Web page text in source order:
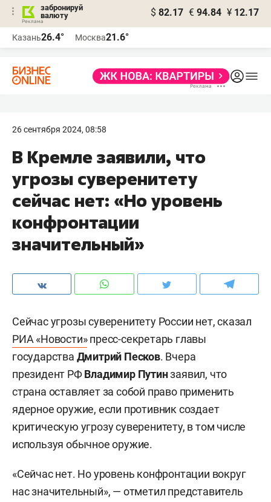
забронируй
валюту
$ 82.17 € 94.84 ¥ 12.17
Казань26.4° Москва21.6°
26 сентября 2024, 08:58
В Кремле заявили, что
угрозы суверенитету
сейчас нет: «Но уровень
конфронтации
значительный»
Сейчас угрозы суверенитету России нет, сказал
РИА «Новости»пресс-секретарь главы
государства Дмитрий Песков. Вчера
президент РФВладимир Путинзаявил, что
страна оставляет за собой право применить
ядерное оружие, если противник создает
критическую угрозу суверенитету, в том числе
используя обычное оружие.
«Сейчас нет. Но уровень конфронтации вокруг
нас значительный», — отметил представитель